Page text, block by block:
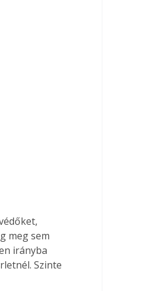
meg sem
irányba
Szinte